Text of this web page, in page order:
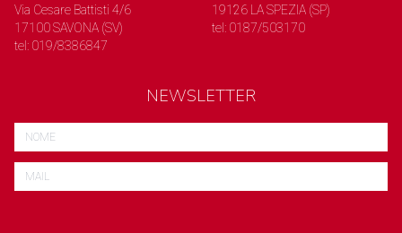
Via Cesare Battisti 4/6
17100 SAVONA (SV)
tel: 019/8386847
19126 LA SPEZIA (SP)
tel: 0187/503170
NEWSLETTER